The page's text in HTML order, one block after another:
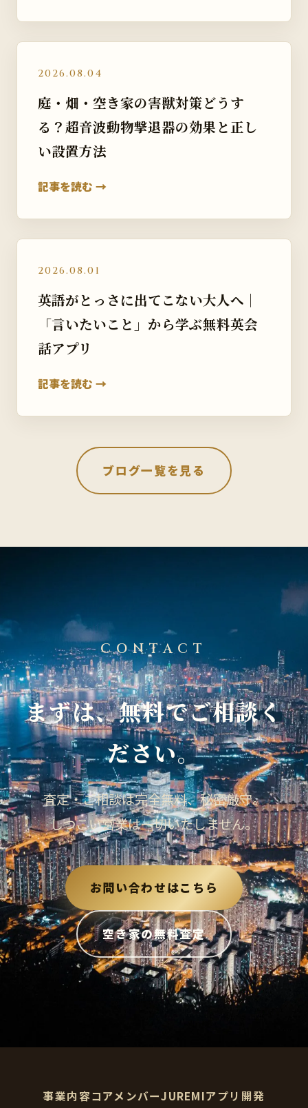
2026.08.04
庭・畑・空き家の害獣対策どうす
る？超音波動物撃退器の効果と正し
い設置方法
記事を読む →
2026.08.01
英語がとっさに出てこない大人へ｜
「言いたいこと」から学ぶ無料英会
話アプリ
記事を読む →
ブログ一覧を見る
CONTACT
まずは、無料でご相談く
ださい。
査定・ご相談は完全無料、秘密厳守。
しつこい営業は一切いたしません。
お問い合わせはこちら
空き家の無料査定
事業内容コアメンバーJUREMIアプリ開発